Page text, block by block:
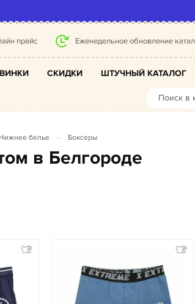
прайс Еженедельное обновление
СКИДКИ ШТУЧНЫЙ КАТАЛОГ
Нижнее белье Боксеры
в Белгороде